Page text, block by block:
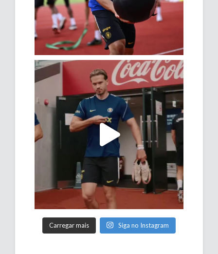
Carregar mais Siga no Instagram